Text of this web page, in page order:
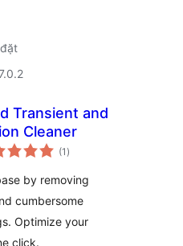
Transient and
Cleaner
(1 tổng
đánh
)
by removing
cumbersome
Optimize your
click.